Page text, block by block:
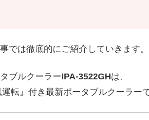
では徹底的にご紹介していきます。
ブルクーラーIPA-3522GHは、
転』付き最新ポータブルクーラーで